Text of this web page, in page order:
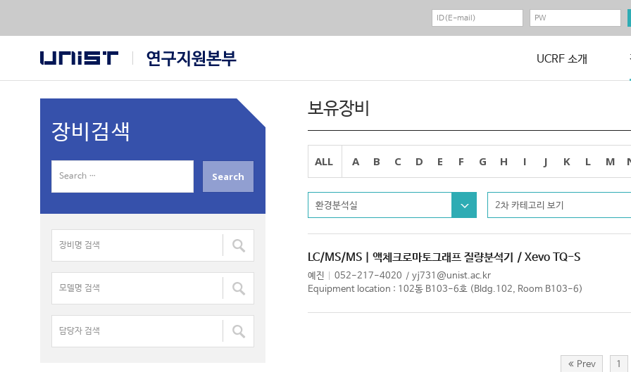
UCRF 소개
보유장비
ALL A B C D E F G H I J K L M
환경분석실 2차 카테고리 보기
LC/MS/MS | 액체크로마토그래프 질량분석기 / Xevo TQ-S
예진 052-217-4020
yj731@unist.ac.kr
Equipment location : 102동 B103-6호 (Bldg.102, Room B103-6)
Prev 1
장비검색
f
장
명
검
색
모
명
검
색
담